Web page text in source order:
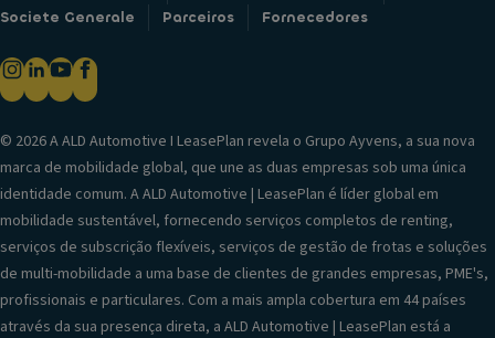
Societe Generale
Parceiros Fornecedores
© 2026 A ALD Automotive I LeasePlan revela o Grupo Ayvens, a sua nova
marca de mobilidade global, que une as duas empresas sob uma única
identidade comum. A ALD Automotive | LeasePlan é líder global em
mobilidade sustentável, fornecendo serviços completos de renting,
serviços de subscrição flexíveis, serviços de gestão de frotas e soluções
de multi-mobilidade a uma base de clientes de grandes empresas, PME's,
profissionais e particulares. Com a mais ampla cobertura em 44 países
através da sua presença direta, a ALD Automotive | LeasePlan está a